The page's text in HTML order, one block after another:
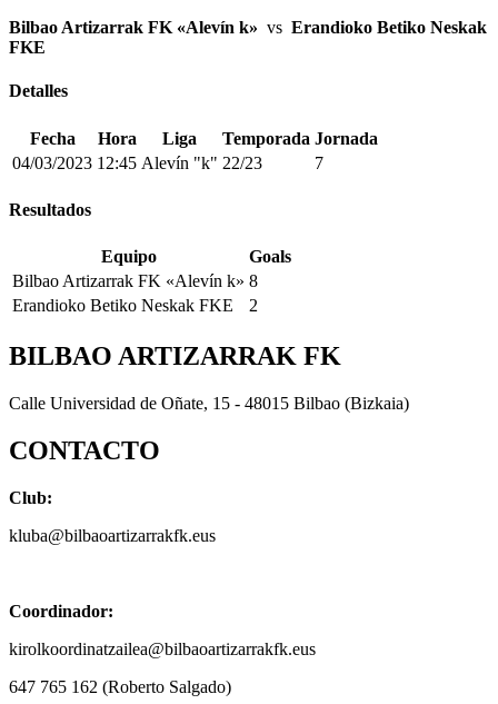
Bilbao Artizarrak FK «Alevín k» vs Erandioko Betiko Neskak
FKE
Detalles
Fecha Hora Liga Temporada Jornada
04/03/2023 12:45 Alevín "k" 22/23 7
Resultados
Equipo
Goals
Bilbao Artizarrak FK «Alevín k» 8
Erandioko Betiko Neskak FKE
2
BILBAO ARTIZARRAK FK
Calle Universidad de Oñate, 15 - 48015 Bilbao (Bizkaia)
CONTACTO
Club:
kluba@bilbaoartizarrakfk.eus
Coordinador:
kirolkoordinatzailea@bilbaoartizarrakfk.eus
647 765 162 (Roberto Salgado)